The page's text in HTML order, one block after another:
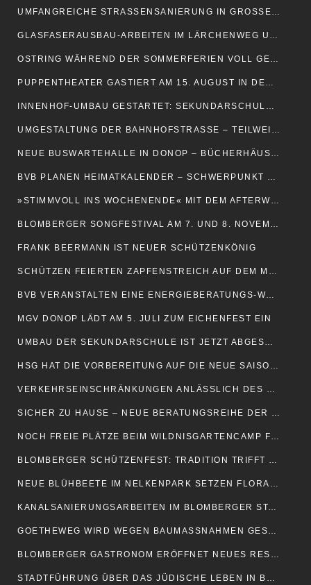
UMFANGREICHE STRASSENSANIERUNG IN GROSSENMARPE UND HERRENTRUP
GLASFASERAUSBAU-ARBEITEN IM LÄRCHENWEG UND EICHENWEG
OSTRING WÄHREND DER SOMMERFERIEN VOLL GESPERRT
PUPPENTHEATER GASTIERT AM 15. AUGUST IN DER SCHIESSHALLE
INNENHOF-UMBAU GESTARTET: SEKUNDARSCHULE WIRD GRÜNER
UMGESTALTUNG DER BAHNHOFSTRASSE – TEILWEISE VOLLSTÄNDIGE SPERRUNG
NEUE BUSWARTEHALLE IN DONOP – BÜCHERHÄUSCHEN BLEIBT ERHALTEN
BVB PLANEN HEIMATKALENDER – SCHWERPUNKT DÖRFER UND ORTSTEILE
»STIMMVOLL INS WOCHENENDE« MIT DEM AFTERWORK-SINGING
BLOMBERGER SONGFESTIVAL AM 7. UND 8. NOVEMBER
FRANK BEERMANN IST NEUER SCHÜTZENKÖNIG
SCHÜTZEN FEIERTEN ZAPFENSTREICH AUF DEM MARKTPLATZ
BVB VERANSTALTEN EINE ENERGIEBERATUNGS-WOCHE
MGV DONOP LÄDT AM 5. JULI ZUM EICHENFEST EIN
UMBAU DER SEKUNDARSCHULE IST JETZT ABGESCHLOSSEN
HSG HAT DIE VORBEREITUNG AUF DIE NEUE SAISON AUFGENOMMEN
VERKEHRSEINSCHRÄNKUNGEN ANLÄSSLICH DES SCHÜTZENFESTES
SICHER ZU HAUSE – NEUE BERATUNGSREIHE DER JOHANNITER
NOCH FREIE PLÄTZE BEIM WILDNISGARTENCAMP FÜR KINDER
BLOMBERGER SCHÜTZENFEST: TRADITION TRIFFT MODERNE
NEUE BLÜHBEETE IM NELKENPARK SETZEN FLORALE AKZENTE
KANALSANIERUNGSARBEITEN IM BLOMBERGER STADTGEBIET
GOETHEWEG WIRD WEGEN BAUMASSNAHMEN GESPERRT
BLOMBERGER GASTRONOM ERÖFFNET NEUES RESTAURANT IN DETMOLD
STADTFÜHRUNG ÜBER DAS JÜDISCHE LEBEN IN BLOMBERG